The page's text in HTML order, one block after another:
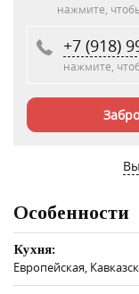
нажмите,
+7 (918)
нажмите,
Особенности
Кухня:
Европейская,